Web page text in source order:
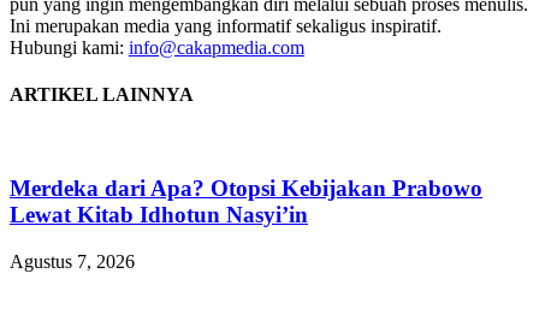
Ini merupakan media yang informatif sekaligus inspiratif.
Hubungi kami: info@cakapmedia.com
ARTIKEL LAINNYA
Merdeka dari Apa? Otopsi Kebijakan Prabowo
Lewat Kitab Idhotun Nasyi’in
Agustus 7, 2026